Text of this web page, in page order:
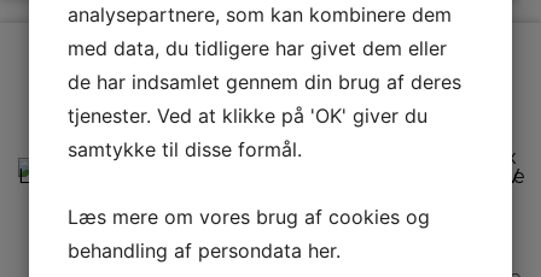
analysepartnere, som kan kombinere dem
med data, du tidligere har givet dem eller
de har indsamlet gennem din brug af deres
tjenester. Ved at klikke på 'OK' giver du
samtykke til disse formål.
Læs mere om vores brug af cookies og
behandling af persondata her.